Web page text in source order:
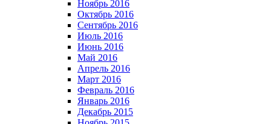
Ноябрь 2016
Октябрь 2016
Сентябрь 2016
Июль 2016
Июнь 2016
Май 2016
Апрель 2016
Март 2016
Февраль 2016
Январь 2016
Декабрь 2015